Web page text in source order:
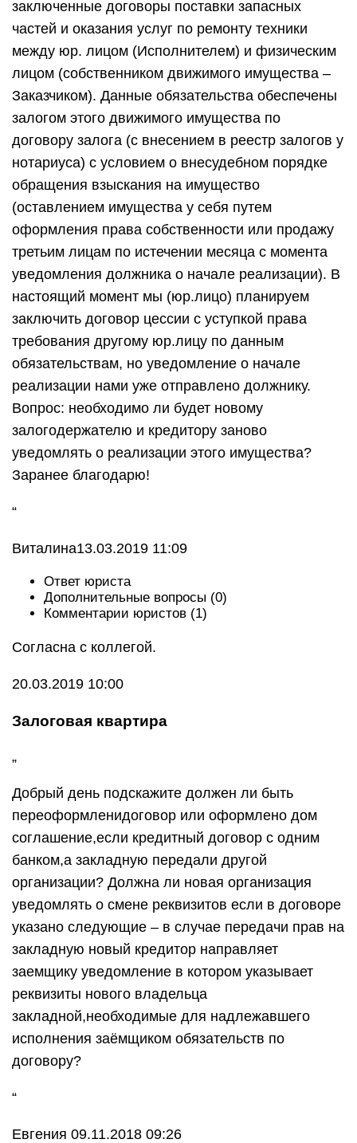
заключенные договоры поставки запасных
частей и оказания услуг по ремонту техники
между юр. лицом (Исполнителем) и физическим
лицом (собственником движимого имущества –
Заказчиком). Данные обязательства обеспечены
залогом этого движимого имущества по
договору залога (с внесением в реестр залогов у
нотариуса) с условием о внесудебном порядке
обращения взыскания на имущество
(оставлением имущества у себя путем
оформления права собственности или продажу
третьим лицам по истечении месяца с момента
уведомления должника о начале реализации). В
настоящий момент мы (юр.лицо) планируем
заключить договор цессии с уступкой права
требования другому юр.лицу по данным
обязательствам, но уведомление о начале
реализации нами уже отправлено должнику.
Вопрос: необходимо ли будет новому
залогодержателю и кредитору заново
уведомлять о реализации этого имущества?
Заранее благодарю!
“
Виталина13.03.2019 11:09
Ответ юриста
Дополнительные вопросы (0)
Комментарии юристов (1)
Согласна с коллегой.
20.03.2019 10:00
Залоговая квартира
„
Добрый день подскажите должен ли быть
переоформленидоговор или оформлено дом
соглашение,если кредитный договор с одним
банком,а закладную передали другой
организации? Должна ли новая организация
уведомлять о смене реквизитов если в договоре
указано следующие – в случае передачи прав на
закладную новый кредитор направляет
заемщику уведомление в котором указывает
реквизиты нового владельца
закладной,необходимые для надлежавшего
исполнения заёмщиком обязательств по
договору?
“
Евгения 09.11.2018 09:26